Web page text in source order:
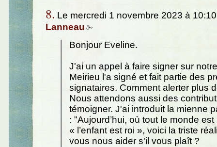
8. Le mercredi 1 novembre 2023 à
Lanneau
Bonjour Eveline.
J'ai un appel à faire signer sur
Meirieu l'a signé et fait partie des
signataires. Comment alerter plus
Nous attendons aussi des
témoigner. J'ai introduit la mienne
: "Aujourd’hui, où tout le monde
« l’enfant est roi », voici la triste
vous nous aider s'il vous plaît ?